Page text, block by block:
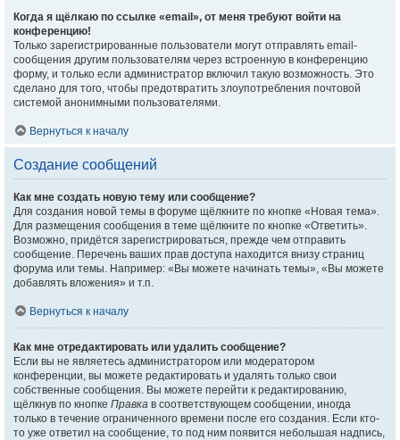
Когда я щёлкаю по ссылке «email», от меня требуют войти на
конференцию!
Только зарегистрированные пользователи могут отправлять email-
сообщения другим пользователям через встроенную в конференцию
форму, и только если администратор включил такую возможность. Это
сделано для того, чтобы предотвратить злоупотребления почтовой
системой анонимными пользователями.
Вернуться к началу
Создание сообщений
Как мне создать новую тему или сообщение?
Для создания новой темы в форуме щёлкните по кнопке «Новая тема».
Для размещения сообщения в теме щёлкните по кнопке «Ответить».
Возможно, придётся зарегистрироваться, прежде чем отправить
сообщение. Перечень ваших прав доступа находится внизу страниц
форума или темы. Например: «Вы можете начинать темы», «Вы можете
добавлять вложения» и т.п.
Вернуться к началу
Как мне отредактировать или удалить сообщение?
Если вы не являетесь администратором или модератором
конференции, вы можете редактировать и удалять только свои
собственные сообщения. Вы можете перейти к редактированию,
щёлкнув по кнопке Правка в соответствующем сообщении, иногда
только в течение ограниченного времени после его создания. Если кто-
то уже ответил на сообщение, то под ним появится небольшая надпись,